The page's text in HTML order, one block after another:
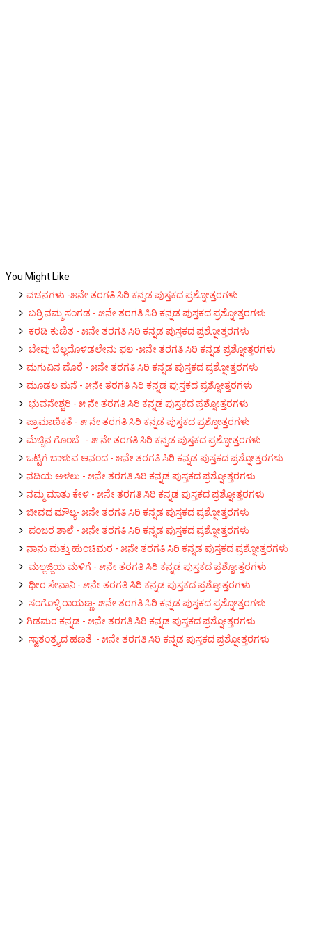
You Might Like
ವಚನಗಳು -೫ನೇ ತರಗತಿ ಸಿರಿ ಕನ್ನಡ ಪುಸ್ತಕದ ಪ್ರಶ್ನೋತ್ತರಗಳು
ಬರ್ರಿ ನಮ್ಮ ಸಂಗಡ - ೫ನೇ ತರಗತಿ ಸಿರಿ ಕನ್ನಡ ಪುಸ್ತಕದ ಪ್ರಶ್ನೋತ್ತರಗಳು
ಕರಡಿ ಕುಣಿತ - ೫ನೇ ತರಗತಿ ಸಿರಿ ಕನ್ನಡ ಪುಸ್ತಕದ ಪ್ರಶ್ನೋತ್ತರಗಳು
ಬೇವು ಬೆಲ್ಲದೊಳಿಡಲೇನು ಫಲ -೫ನೇ ತರಗತಿ ಸಿರಿ ಕನ್ನಡ ಪ್ರಶ್ನೋತ್ತರಗಳು
ಮಗುವಿನ ಮೊರೆ - ೫ನೇ ತರಗತಿ ಸಿರಿ ಕನ್ನಡ ಪುಸ್ತಕದ ಪ್ರಶ್ನೋತ್ತರಗಳು
ಮೂಡಲ ಮನೆ - ೫ನೇ ತರಗತಿ ಸಿರಿ ಕನ್ನಡ ಪುಸ್ತಕದ ಪ್ರಶ್ನೋತ್ತರಗಳು
ಭು‌ವನೇಶ್ವರಿ - ೫ ನೇ ತರಗತಿ ಸಿರಿ ಕನ್ನಡ ಪುಸ್ತಕದ ಪ್ರಶ್ನೋತ್ತರಗಳು
ಪ್ರಾಮಾಣಿಕತೆ - ೫ ನೇ ತರಗತಿ ಸಿರಿ ಕನ್ನಡ ಪುಸ್ತಕದ ಪ್ರಶ್ನೋತ್ತರಗಳು
ಮೆಚ್ಚಿನ ಗೊಂಬೆ - ೫ ನೇ ತರಗತಿ ಸಿರಿ ಕನ್ನಡ ಪುಸ್ತಕದ ಪ್ರಶ್ನೋತ್ತರಗಳು
ಒಟ್ಟಿಗೆ ಬಾಳುವ ಆನಂದ - ೫ನೇ ತರಗತಿ ಸಿರಿ ಕನ್ನಡ ಪುಸ್ತಕದ ಪ್ರಶ್ನೋತ್ತರಗಳು
ನದಿಯ ಅಳಲು - ೫ನೇ ತರಗತಿ ಸಿರಿ ಕನ್ನಡ ಪುಸ್ತಕದ ಪ್ರಶ್ನೋತ್ತರಗಳು
ನಮ್ಮ ಮಾತು ಕೇಳಿ - ೫ನೇ ತರಗತಿ ಸಿರಿ ಕನ್ನಡ ಪುಸ್ತಕದ ಪ್ರಶ್ನೋತ್ತರಗಳು
ಜೀವದ ಮೌಲ್ಯ- ೫ನೇ ತರಗತಿ ಸಿರಿ ಕನ್ನಡ ಪುಸ್ತಕದ ಪ್ರಶ್ನೋತ್ತರಗಳು
ಪಂಜರ ಶಾಲೆ - ೫ನೇ ತರಗತಿ ಸಿರಿ ಕನ್ನಡ ಪುಸ್ತಕದ ಪ್ರಶ್ನೋತ್ತರಗಳು
ನಾನು ಮತ್ತು ಹುಂಚಿಮರ - ೫ನೇ ತರಗತಿ ಸಿರಿ ಕನ್ನಡ ಪುಸ್ತಕದ ಪ್ರಶ್ನೋತ್ತರಗಳು
ಮಲ್ಲಜ್ಜಿಯ ಮಳಿಗೆ - ೫ನೇ ತರಗತಿ ಸಿರಿ ಕನ್ನಡ ಪುಸ್ತಕದ ಪ್ರಶ್ನೋತ್ತರಗಳು
ಧೀರ ಸೇನಾನಿ - ೫ನೇ ತರಗತಿ ಸಿರಿ ಕನ್ನಡ ಪುಸ್ತಕದ ಪ್ರಶ್ನೋತ್ತರಗಳು
ಸಂಗೊಳ್ಳಿ ರಾಯಣ್ಣ- ೫ನೇ ತರಗತಿ ಸಿರಿ ಕನ್ನಡ ಪುಸ್ತಕದ ಪ್ರಶ್ನೋತ್ತರಗಳು
ಗಿಡಮರ ಕನ್ನಡ‌ - ೫ನೇ ತರಗತಿ ಸಿರಿ ಕನ್ನಡ ಪುಸ್ತಕದ ಪ್ರಶ್ನೋತ್ತರಗಳು
ಸ್ವಾತಂತ್ರ್ಯದ ಹಣತೆ - ೫ನೇ ತರಗತಿ ಸಿರಿ ಕನ್ನಡ ಪುಸ್ತಕದ ಪ್ರಶ್ನೋತ್ತರಗಳು